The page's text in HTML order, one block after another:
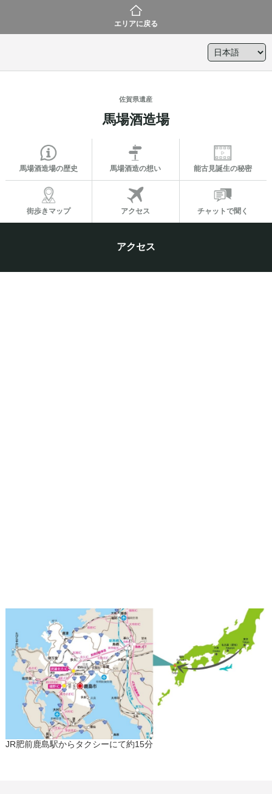
エリアに戻る
佐賀県遺産
馬場酒造場
馬場酒造場の歴史 馬場酒造の想い 能古見誕生の秘密
街歩きマップ アクセス チャットで聞く
アクセス
JR肥前鹿島駅からタクシーにて約15分